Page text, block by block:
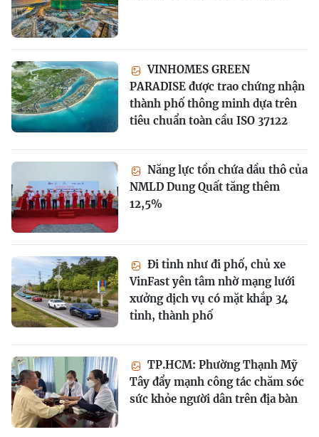
VINHOMES GREEN
PARADISE được trao chứng nhận
thành phố thông minh dựa trên
tiêu chuẩn toàn cầu ISO 37122
Năng lực tồn chứa dầu thô của
NMLD Dung Quất tăng thêm
12,5%
Đi tỉnh như đi phố, chủ xe
VinFast yên tâm nhờ mạng lưới
xưởng dịch vụ có mặt khắp 34
tỉnh, thành phố
TP.HCM: Phường Thạnh Mỹ
Tây đẩy mạnh công tác chăm sóc
sức khỏe người dân trên địa bàn